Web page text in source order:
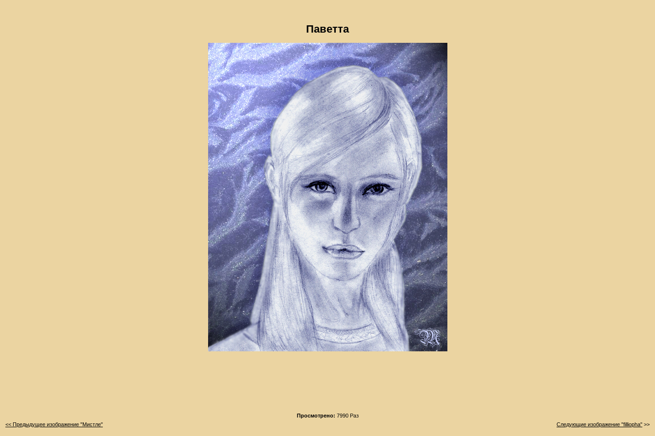
Паветта
Просмотрено: 7990 Раз
<< Предыдущее изображение "Мистле"
Следующие изображение "filliopha" >>